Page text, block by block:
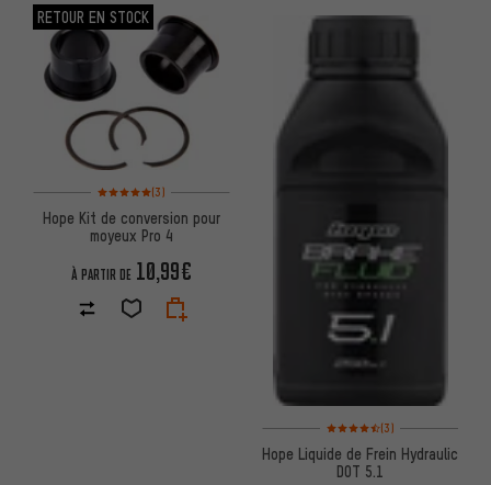
RETOUR EN STOCK
Note moyenne : 5 sur 5 d'après 3 avis
(3)
Hope Kit de conversion pour
moyeux Pro 4
À PARTIR DE 10,99€
Note moyenne : 4,5 sur 5
(3)
Hope Liquide de Frein Hydraulic
DOT 5.1